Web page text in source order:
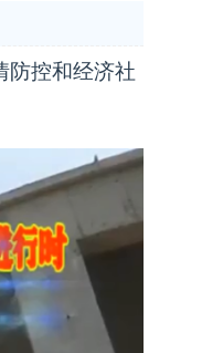
防控和经济社